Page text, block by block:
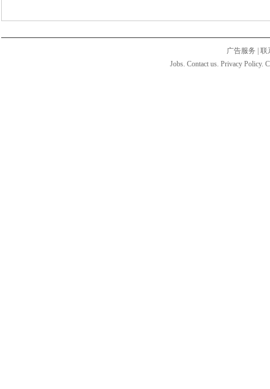
广告服务
联
Jobs. Contact us. Privacy Policy.